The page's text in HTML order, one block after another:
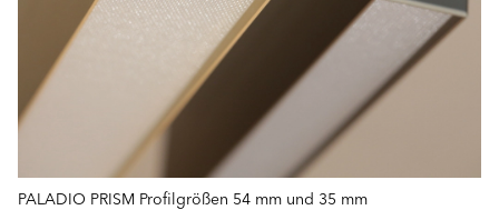
PALADIO PRISM Profilgrößen 54 mm und 35 mm